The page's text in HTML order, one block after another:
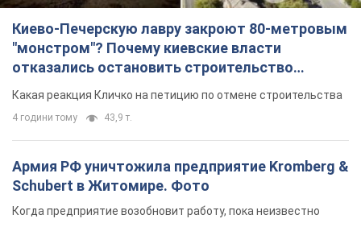
Киево-Печерскую лавру закроют 80-метровым
"монстром"? Почему киевские власти
отказались остановить строительство
небоскреба "московского верующего"
Какая реакция Кличко на петицию по отмене строительства
4 години тому 43,9 т.
Армия РФ уничтожила предприятие Kromberg &
Schubert в Житомире. Фото
Когда предприятие возобновит работу, пока неизвестно